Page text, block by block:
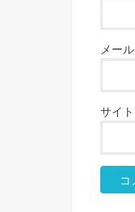
メール
サイト